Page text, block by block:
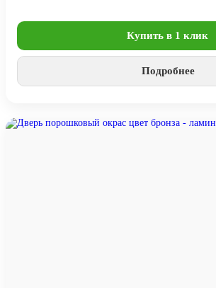
Купить в 1 клик
Подробнее